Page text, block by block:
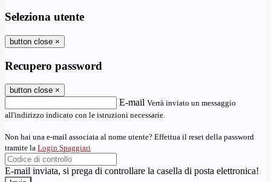
Seleziona utente
button close ×
Recupero password
button close ×
E-mail Verrà inviato un messaggio
all'indirizzo indicato con le istruzioni necessarie.
Non hai una e-mail associata al nome utente? Effettua il reset della password
tramite la Login Spaggiari
E-mail inviata, si prega di controllare la casella di posta elettronica!